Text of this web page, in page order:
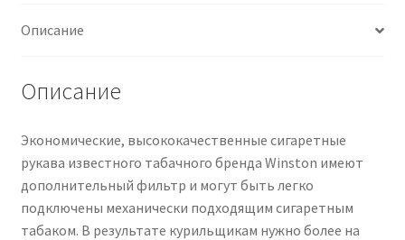
Описание
Описание
Экономические, высококачественные сигаретные
рукава известного табачного бренда Winston имеют
дополнительный фильтр и могут быть легко
подключены механически подходящим сигаретным
табаком. В результате курильщикам нужно более на